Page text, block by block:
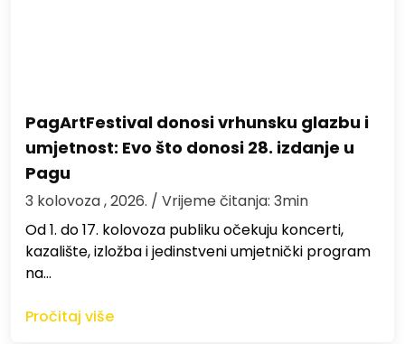
PagArtFestival donosi vrhunsku glazbu i
umjetnost: Evo što donosi 28. izdanje u
Pagu
3 kolovoza , 2026. / Vrijeme čitanja: 3min
Od 1. do 17. kolovoza publiku očekuju koncerti,
kazalište, izložba i jedinstveni umjetnički program
na…
Pročitaj više